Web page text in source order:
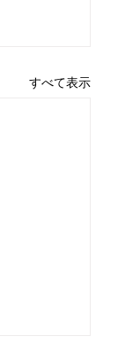
すべて表示